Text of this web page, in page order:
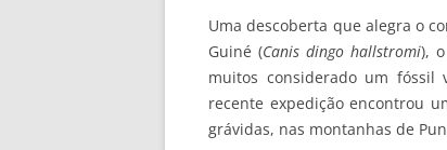
Uma descoberta que alegra o
Guiné (Canis dingo hallstromi),
muitos considerado um fóssil
recente expedição encontrou
grávidas, nas montanhas de